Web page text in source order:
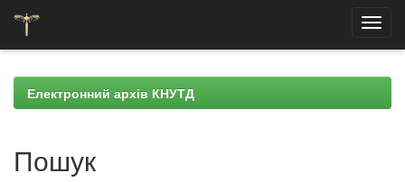
navigationЕлектронний архів КНУТД
Пошук